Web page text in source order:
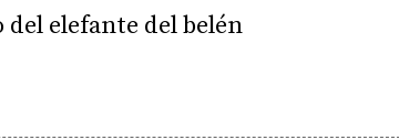
elefante del belén